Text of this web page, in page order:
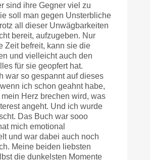
sind ihre Gegner viel zu
soll man gegen Unsterbliche
all dieser Unwägbarkeiten
bereit, aufzugeben. Nur
Zeit befreit, kann sie die
und vielleicht auch den
für sie geopfert hat.
war so gespannt auf dieses
ich schon geahnt habe,
Herz brechen wird, was
angeht. Und ich wurde
Das Buch war sooo
mich emotional
und war dabei auch noch
Meine beiden liebsten
die dunkelsten Momente